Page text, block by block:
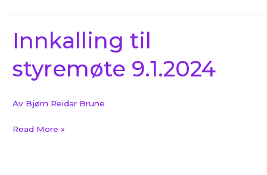
Innkalling til
styremøte 9.1.2024
Av Bjørn Reidar Brune
Innkalling
til
styremøte
9.1.2024
Read More »